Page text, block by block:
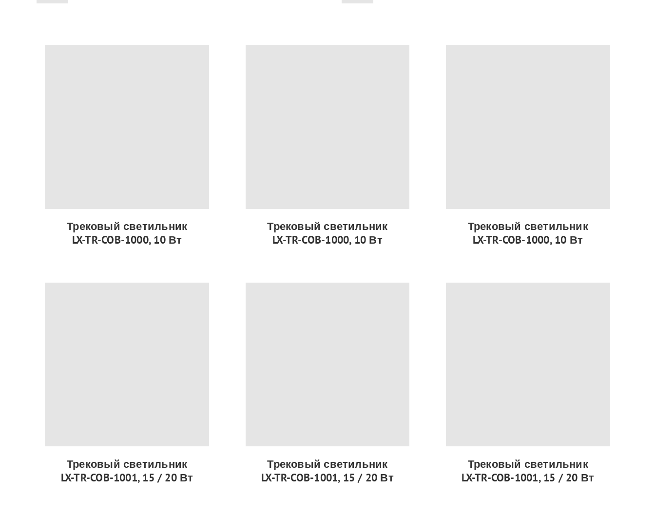
Трековый светильник
LX-TR-COB-1000, 10 Вт
Трековый светильник
LX-TR-COB-1000, 10 Вт
Трековый светильник
LX-TR-COB-1000, 10 Вт
Трековый светильник
LX-TR-COB-1001, 15 / 20 Вт
Трековый светильник
LX-TR-COB-1001, 15 / 20 Вт
Трековый светильник
LX-TR-COB-1001, 15 / 20 Вт